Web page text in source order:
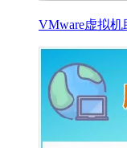
VMware虚拟